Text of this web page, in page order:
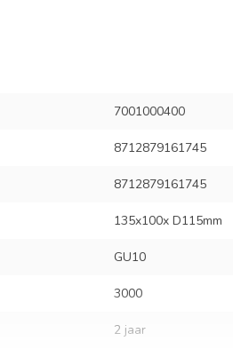
7001000400
8712879161745
8712879161745
135x100x D115mm
GU10
3000
2 jaar